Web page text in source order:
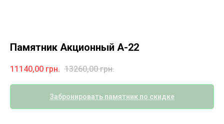
Памятник Акционный А-22
11140,00 грн. 13260,00 грн.
Забронировать памятник по скидке